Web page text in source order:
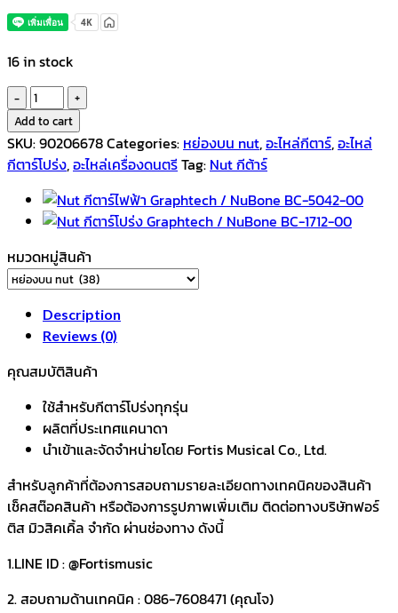
16 in stock
Nut
กีตาร์
โปร่ง
Graphtech
NuBone
BC-
6038-
00
quantity
Add to cart
SKU:90206678Categories: หย่องบน nut,อะไหล่กีตาร์,อะไหล่
กีตาร์โปร่ง,อะไหล่เครื่องดนตรีTag: Nut กีต้าร์
หมวดหมู่สินค้า
Description
Reviews (0)
คุณสมบัติสินค้า
ใช้สำหรับกีตาร์โปร่งทุกรุ่น
ผลิตที่ประเทศแคนาดา
นำเข้าและจัดจำหน่ายโดย Fortis Musical Co., Ltd.
สำหรับลูกค้าที่ต้องการสอบถามรายละเอียดทางเทคนิคของสินค้า
เช็คสต๊อคสินค้า หรือต้องการรูปภาพเพิ่มเติม ติดต่อทางบริษัทฟอร์
ติส มิวสิคเคิ้ล จำกัด ผ่านช่องทาง ดังนี้
1.LINE ID : @Fortismusic
2. สอบถามด้านเทคนิค : 086-7608471 (คุณโจ)